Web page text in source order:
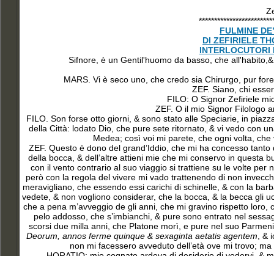
FULMINE
DI ZEFIRIELE
Sifnore, è un Gentil'huomo da basso, che
MARS. Vi è seco uno, che credo sia Chirurgo, pur
ZEF. Siano, chi
FILO: O Signor Zefiriele
ZEF. O il mio Signor Filologo
FILO. Son forse otto giorni, & sono stato alle Speciarie, in
della Città: lodato Dio, che pure sete ritornato, & vi vedo con
Medea; così voi mi parete, che ogni volta,
ZEF. Questo è dono del grand’Iddio, che mi ha concesso
della bocca, & dell’altre attieni mie che mi conservo in questa
con il vento contrario al suo viaggio si trattiene su le volte
però con la regola del vivere mi vado trattenendo di non
meravigliano, che essendo essi carichi di schinelle, & con la
vedete, & non vogliono considerar, che la bocca, & la becca gli
che a pena m’avveggio de gli anni, che mi gravino rispetto
pelo addosso, che s’imbianchi, & pure sono entrato nel
scorsi due milla anni, che Platone morì, e pure nel suo
Deorum, annos ferme quinque & sexaginta aetatis agentem ,
non mi facessero avveduto dell’età ove mi trovo;